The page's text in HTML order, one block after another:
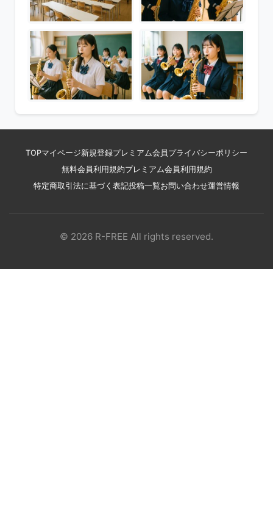
TOPマイページ新規登録プレミアム会員 プライバシーポリシー
無料会員利用規約プレミアム会員利用規約
特定商取引法に基づく表記投稿一覧お問い合わせ運営情報
© 2026 R-FREE All rights reserved.